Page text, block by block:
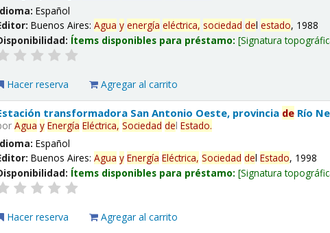
Español
Buenos Aires:Agua y energía eléctrica, sociedad delestado, 1988
Ítems disponibles para préstamo: Signatura
Hacer reserva Agregar al carrito
transformadora San Antonio Oeste, provincia de Río
Agua y Energía Eléctrica, Sociedad delEstado.
Español
Buenos Aires:Agua y Energía Eléctrica, Sociedad delEstado, 1998
Ítems disponibles para préstamo: Signatura
Hacer reserva Agregar al carrito